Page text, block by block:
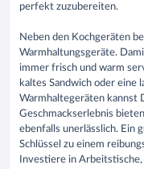
perfekt zuzubereiten.
Neben den Kochgeräten
Warmhaltungsgeräte.
immer frisch und warm
kaltes Sandwich oder eine
Warmhaltegeräten kannst
Geschmackserlebnis
ebenfalls unerlässlich. Ein
Schlüssel zu einem
Investiere in Arbeitstische,